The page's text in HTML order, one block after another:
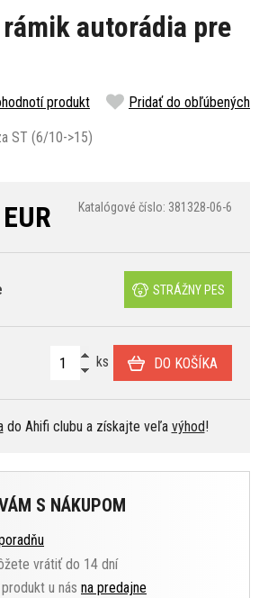
autorádia pre
produkt Pridať do obľúbených
ST (6/10->15)
Katalógové číslo: 381328-06-6
STRÁŽNY PES
ks DO KOŠÍKA
do Ahifi clubu a získajte veľa výhod!
S NÁKUPOM
vrátiť do 14 dní
u nás na predajne